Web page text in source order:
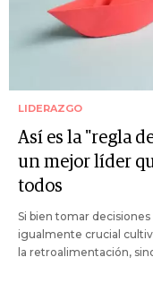
LIDERAZGO
Así es la "regla
un mejor líder
todos
Si bien tomar
igualmente crucial
la retroalimentación,